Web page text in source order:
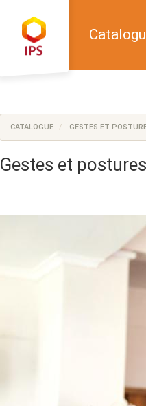
CATALOGUE GESTES ET
Gestes et